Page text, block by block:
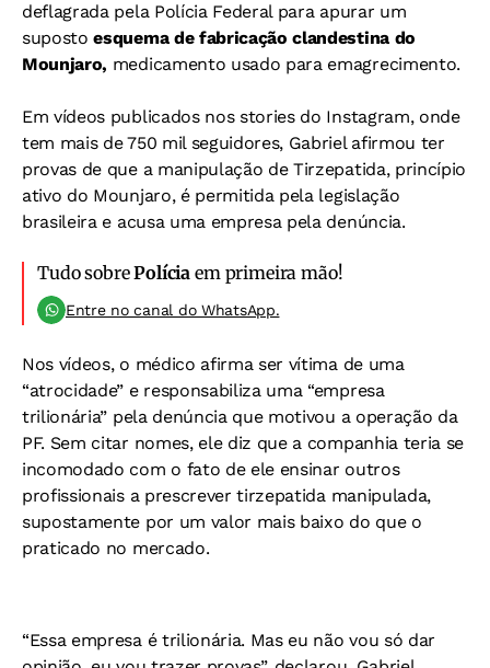
deflagrada pela Polícia Federal para apurar um
suposto esquema defabricação clandestina do
Mounjaro, medicamento usado para emagrecimento.
Em vídeos publicados nos stories do Instagram, onde
tem mais de 750 mil seguidores, Gabriel afirmou ter
provas de que a manipulação de Tirzepatida, princípio
ativo do Mounjaro, é permitida pela legislação
brasileira e acusa uma empresa pela denúncia.
Tudo sobrePolícia em primeira mão!
Entre no canal do WhatsApp.
Nos vídeos, o médico afirma ser vítima de uma
“atrocidade” e responsabiliza uma “empresa
trilionária” pela denúncia que motivou a operação da
PF. Sem citar nomes, ele diz que a companhia teria se
incomodado com o fato de ele ensinar outros
profissionais a prescrever tirzepatida manipulada,
supostamente por um valor mais baixo do que o
praticado no mercado.
“Essa empresa é trilionária. Mas eu não vou só dar